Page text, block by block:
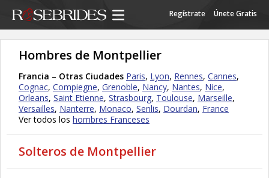
Regístrate Únete Gratis
Hombres de Montpellier
Francia – Otras Ciudades Paris, Lyon, Rennes, Cannes,
Cognac, Compiegne, Grenoble, Nancy, Nantes, Nice,
Orleans, Saint Etienne, Strasbourg, Toulouse, Marseille,
Versailles, Nanterre, Monaco, Senlis, Dourdan, France
Ver todos los hombres Franceses
Solteros de Montpellier